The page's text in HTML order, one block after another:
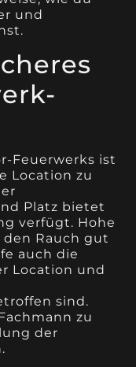
und
Feuerwerks ist
Location zu
Platz bietet
verfügt. Hohe
Rauch gut
auch die
Location und
sind.
zu
der